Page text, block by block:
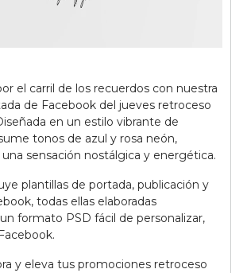
el carril de los recuerdos con nuestra
de Facebook del jueves retroceso
en un estilo vibrante de
tonos de azul y rosa neón,
sensación nostálgica y energética.
plantillas de portada, publicación y
todas ellas elaboradas
formato PSD fácil de personalizar,
y eleva tus promociones retroceso